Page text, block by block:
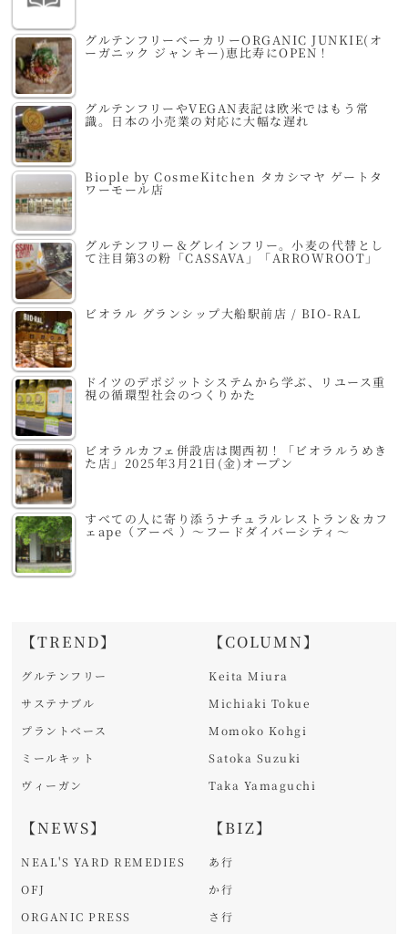
グルテンフリーベーカリーORGANIC JUNKIE(オ
ーガニック ジャンキー)恵比寿にOPEN！
グルテンフリーやVEGAN表記は欧米ではもう常
識。日本の小売業の対応に大幅な遅れ
Biople by CosmeKitchen タカシマヤ ゲートタ
ワーモール店
グルテンフリー＆グレインフリー。小麦の代替とし
て注目第3の粉「CASSAVA」「ARROWROOT」
ビオラル グランシップ大船駅前店 / BIO-RAL
ドイツのデポジットシステムから学ぶ、リユース重
視の循環型社会のつくりかた
ビオラルカフェ併設店は関西初！「ビオラルうめき
た店」2025年3月21日(金)オープン
すべての人に寄り添うナチュラルレストラン＆カフ
ェape（アーペ ）～フードダイバーシティ～
【TREND】
グルテンフリー
サステナブル
プラントベース
ミールキット
ヴィーガン
【NEWS】
NEAL'S YARD REMEDIES
OFJ
ORGANIC PRESS
【COLUMN】
Keita Miura
Michiaki Tokue
Momoko Kohgi
Satoka Suzuki
Taka Yamaguchi
【BIZ】
あ行
か行
さ行